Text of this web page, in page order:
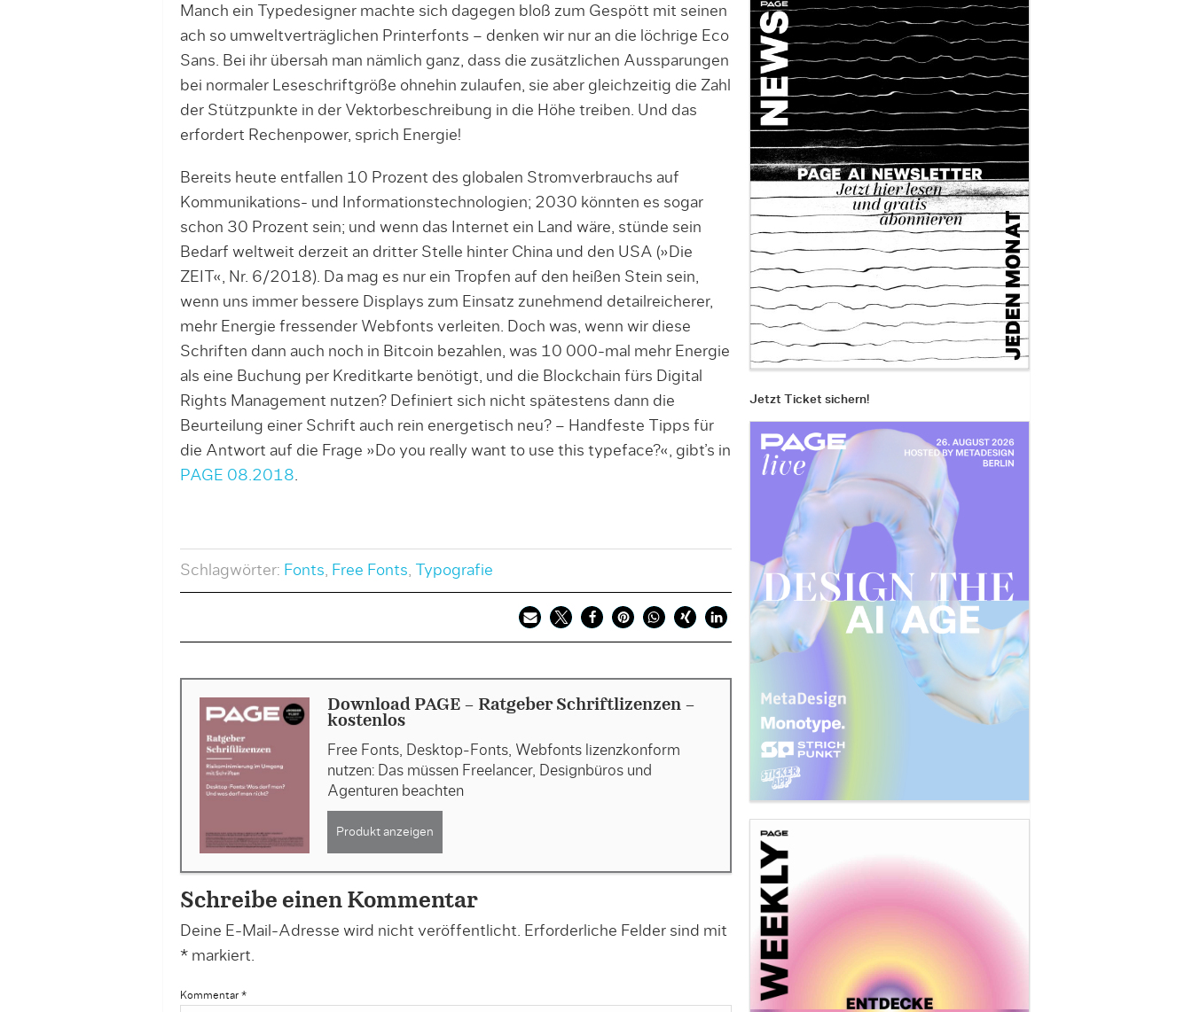
Manch ein Typedesigner machte sich dagegen bloß zum Gespött mit seinen
ach so umweltverträglichen Printerfonts – denken wir nur an die löchrige Eco
Sans. Bei ihr übersah man nämlich ganz, dass die zusätzlichen Aussparungen
bei normaler Leseschriftgröße ohnehin zulaufen, sie aber gleichzeitig die Zahl
der Stützpunkte in der Vektorbeschreibung in die Höhe treiben. Und das
erfordert Rechenpower, sprich Energie!
Bereits heute entfallen 10 Prozent des globalen Stromverbrauchs auf
Kommunikations- und Informationstechnologien; 2030 könnten es sogar
schon 30 Prozent sein; und wenn das Internet ein Land wäre, stünde sein
Bedarf weltweit derzeit an dritter Stelle hinter China und den USA (»Die
ZEIT«, Nr. 6/2018). Da mag es nur ein Tropfen auf den heißen Stein sein,
wenn uns immer bessere Displays zum Einsatz zunehmend detailreicherer,
mehr Energie fressender Webfonts verleiten. Doch was, wenn wir diese
Schriften dann auch noch in Bitcoin bezahlen, was 10 000-mal mehr Energie
als eine Buchung per Kreditkarte benötigt, und die Blockchain fürs Digital
Rights Management nutzen? Definiert sich nicht spätestens dann die
Beurteilung einer Schrift auch rein energetisch neu? – Handfeste Tipps für
die Antwort auf die Frage »Do you really want to use this typeface?«, gibt’s in
PAGE 08.2018.
Schlagwörter: Fonts, Free Fonts, Typografie
Download PAGE - Ratgeber Schriftlizenzen -
kostenlos
Free Fonts, Desktop-Fonts, Webfonts lizenzkonform
nutzen: Das müssen Freelancer, Designbüros und
Agenturen beachten
Produkt anzeigen
Schreibe einen Kommentar
Deine E-Mail-Adresse wird nicht veröffentlicht. Erforderliche Felder sind mit
*markiert.
Kommentar *
Jetzt Ticket sichern!